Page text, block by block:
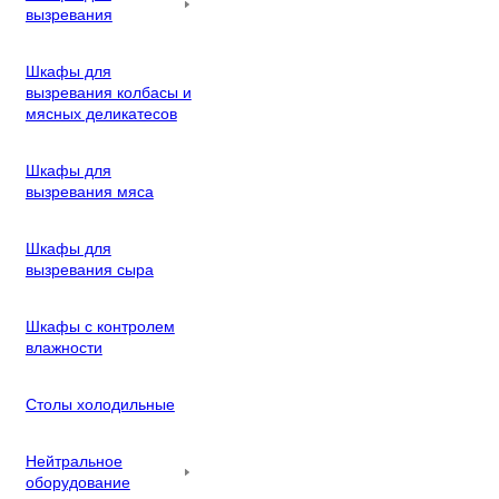
вызревания
Шкафы для
вызревания колбасы и
мясных деликатесов
Шкафы для
вызревания мяса
Шкафы для
вызревания сыра
Шкафы с контролем
влажности
Столы холодильные
Нейтральное
оборудование